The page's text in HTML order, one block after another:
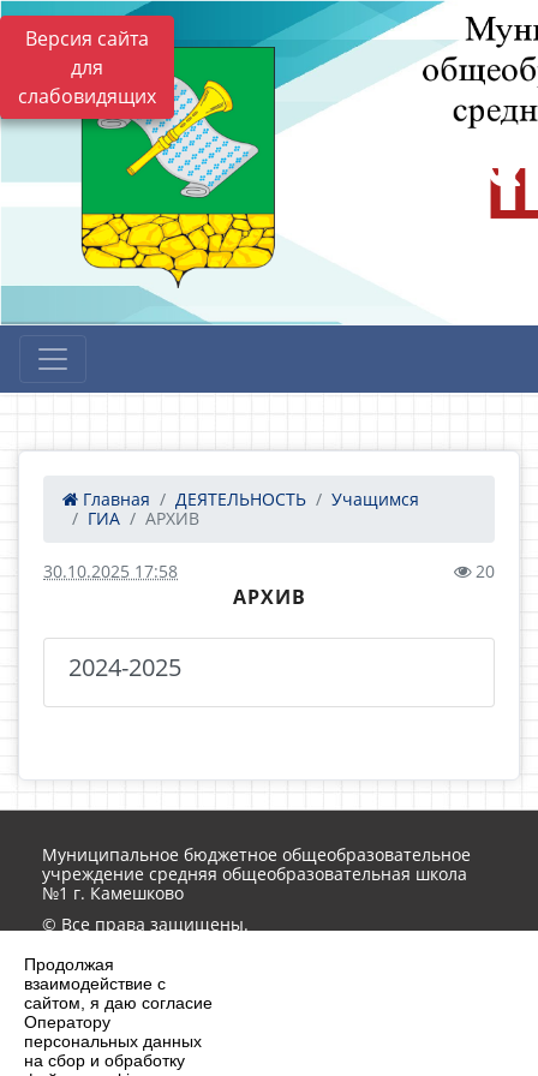
Продолжая
взаимодействие с
сайтом, я даю согласие
Оператору
персональных данных
на сбор и обработку
Версия сайта
для
слабовидящих
Главная ДЕЯТЕЛЬНОСТЬ
Учащимся
ГИА
АРХИВ
30.10.2025 17:58 20
АРХИВ
2024-2025
Муниципальное бюджетное общеобразовательное
учреждение средняя общеобразовательная школа
№1 г. Камешково
© Все права защищены.
Обработка персональных данных на сайте ведется в
соответствии152-ФЗ
Контактная информация
school1-21051@yandex.ru
8 (49248) 2-10-51, 2-12-36